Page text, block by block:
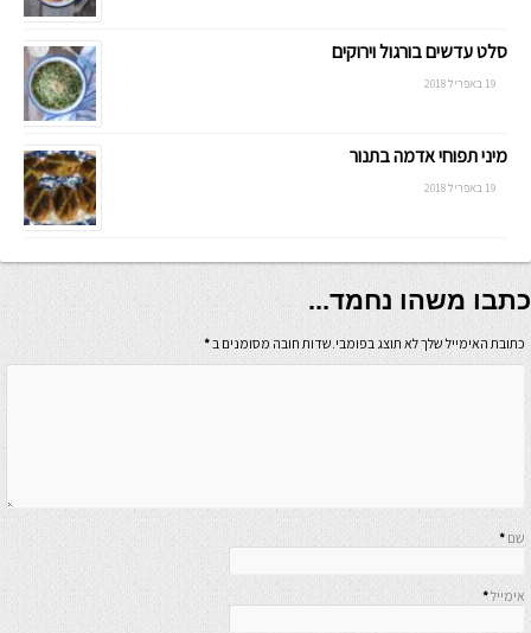
סלט עדשים בורגול וירוקים
19 באפריל 2018
מיני תפוחי אדמה בתנור
19 באפריל 2018
כתבו משהו נחמד...
כתובת האימייל שלך לא תוצג בפומבי.שדות חובה מסומנים ב*
שם *
אימייל*